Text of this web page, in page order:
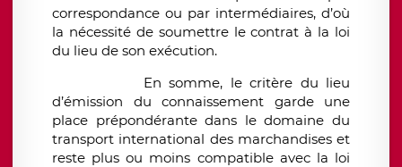
correspondance ou par intermédiaires, d’où
la nécessité de soumettre le contrat à la loi
du lieu de son exécution.
En somme, le critère du lieu
d’émission du connaissement garde une
place prépondérante dans le domaine du
transport international des marchandises et
reste plus ou moins compatible avec la loi